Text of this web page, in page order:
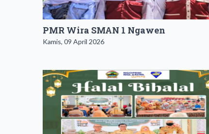
PMR Wira SMAN 1 Ngawen
Kamis, 09 April 2026